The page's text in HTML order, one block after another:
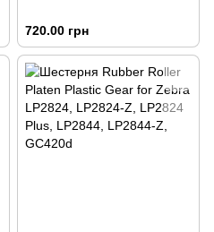
720.00 грн